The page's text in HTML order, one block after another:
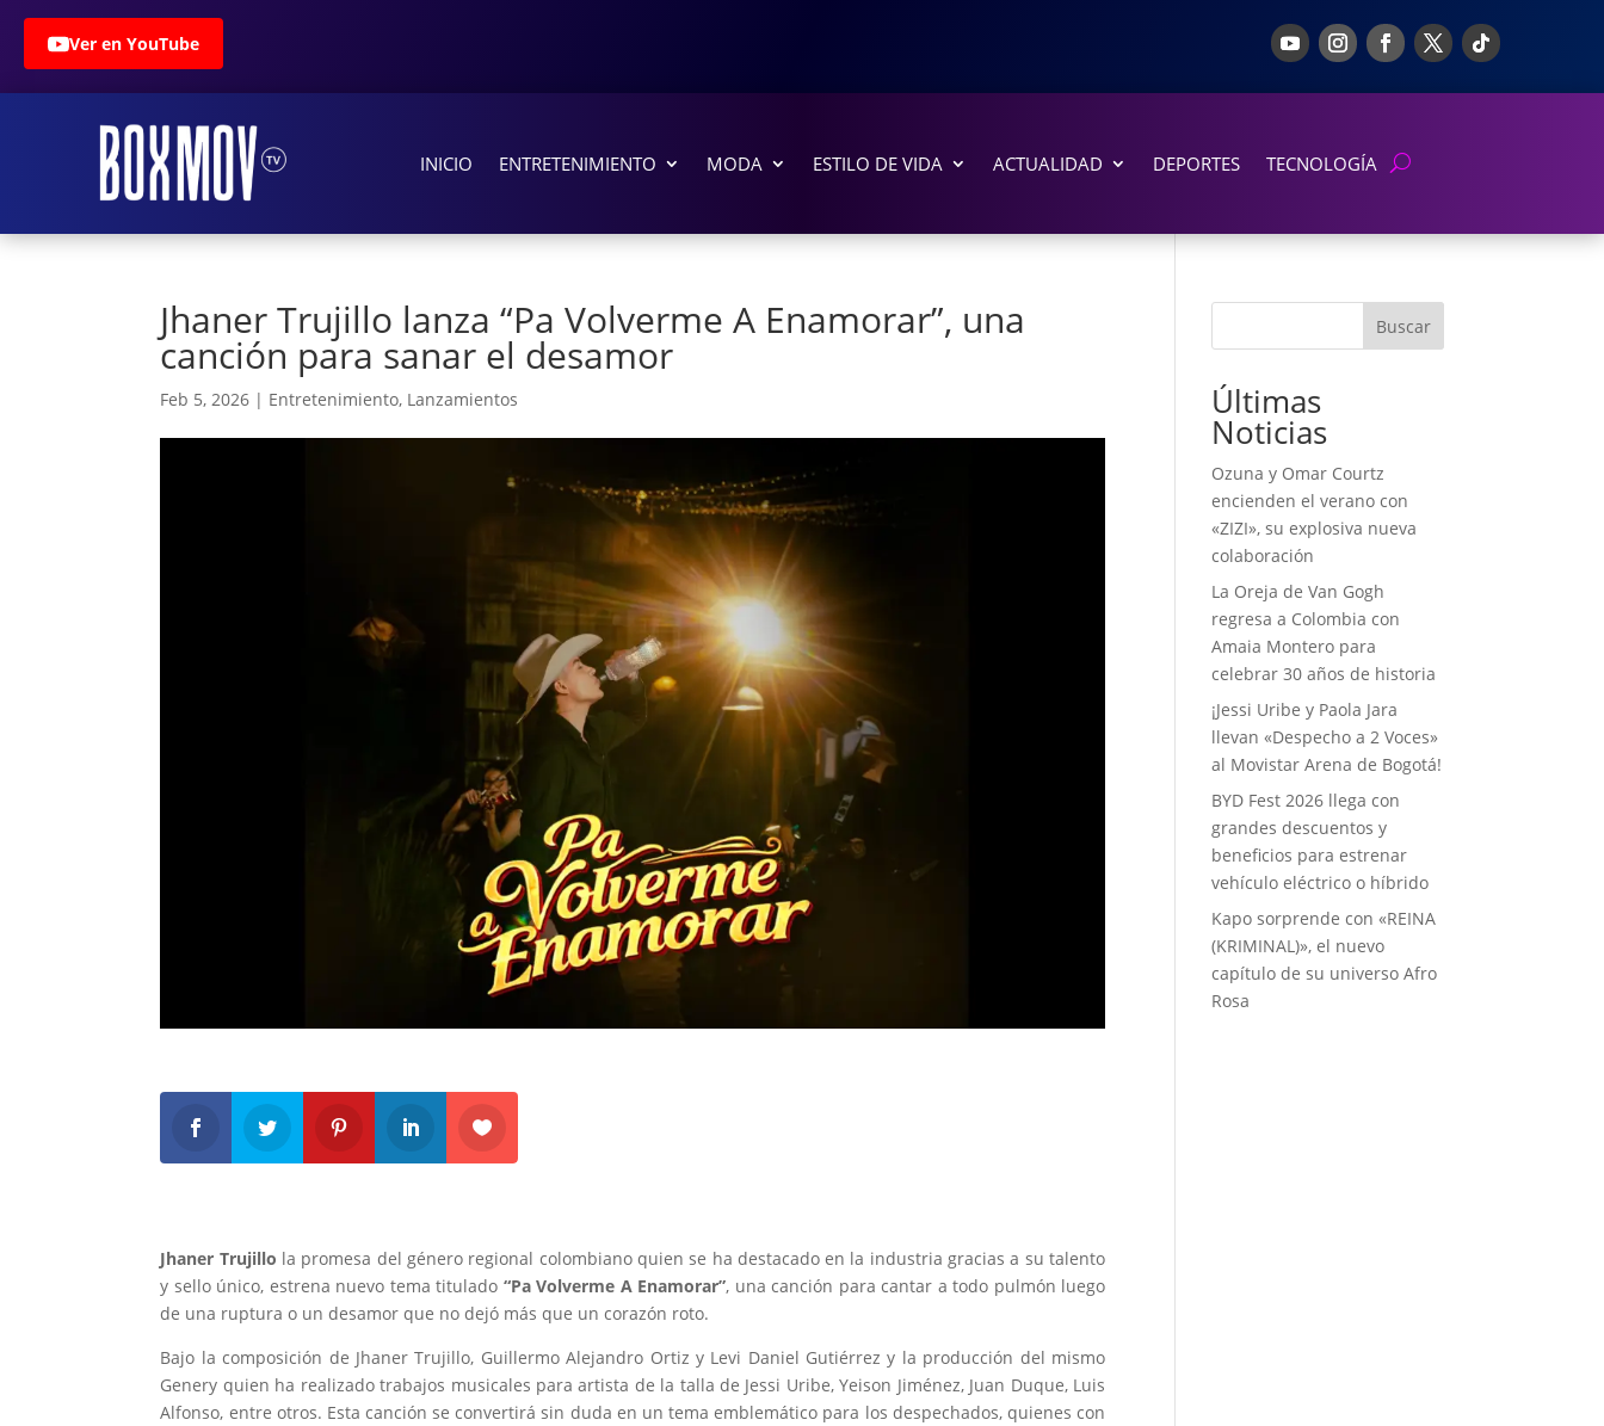
Ver en YouTube
INICIO ENTRETENIMIENTO MODA ESTILO DE VIDA ACTUALIDAD DEPORTES TECNOLOGÍA
Jhaner Trujillo lanza “Pa Volverme A Enamorar”, una
canción para sanar el desamor
Feb 5, 2026 | Entretenimiento, Lanzamientos
Jhaner Trujillo la promesa del género regional colombiano quien se ha destacado en la industria gracias a su talento
y sello único, estrena nuevo tema titulado “Pa Volverme A Enamorar”, una canción para cantar a todo pulmón luego
de una ruptura o un desamor que no dejó más que un corazón roto.
Bajo la composición de Jhaner Trujillo, Guillermo Alejandro Ortiz y Levi Daniel Gutiérrez y la producción del mismo
Genery quien ha realizado trabajos musicales para artista de la talla de Jessi Uribe, Yeison Jiménez, Juan Duque, Luis
Alfonso, entre otros. Esta canción se convertirá sin duda en un tema emblemático para los despechados, quienes con
Buscar
Últimas
Noticias
Ozuna y Omar Courtz
encienden el verano con
«ZIZI», su explosiva nueva
colaboración
La Oreja de Van Gogh
regresa a Colombia con
Amaia Montero para
celebrar 30 años de historia
¡Jessi Uribe y Paola Jara
llevan «Despecho a 2 Voces»
al Movistar Arena de Bogotá!
BYD Fest 2026 llega con
grandes descuentos y
beneficios para estrenar
vehículo eléctrico o híbrido
Kapo sorprende con «REINA
(KRIMINAL)», el nuevo
capítulo de su universo Afro
Rosa